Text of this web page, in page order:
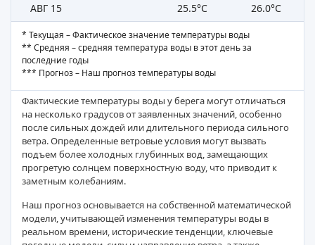
АВГ 15
25.5°C 26.0°C
* Текущая – Фактическое значение температуры воды
** Средняя – средняя температура воды в этот день за
последние годы
*** Прогноз – Наш прогноз температуры воды
Фактические температуры воды у берега могут отличаться
на несколько градусов от заявленных значений, особенно
после сильных дождей или длительного периода сильного
ветра. Определенные ветровые условия могут вызвать
подъем более холодных глубинных вод, замещающих
прогретую солнцем поверхностную воду, что приводит к
заметным колебаниям.
Наш прогноз основывается на собственной математической
модели, учитывающей изменения температуры воды в
реальном времени, исторические тенденции, ключевые